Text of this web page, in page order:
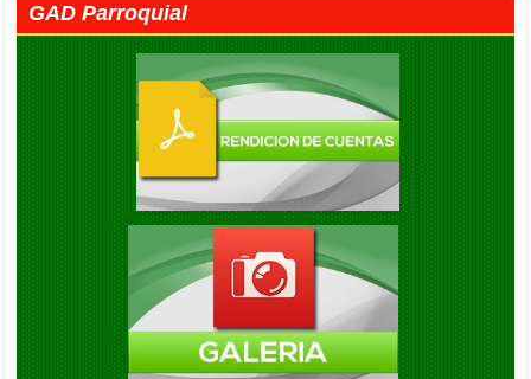
Viernes, 05 Junio 2026 14:45
FELIZ DÍA DE LAS MADRES
Viernes, 05 Junio 2026 14:41
EXITO EN LA INAUGURACION DEL CAMPEONATO DE
FUTBOL DIE ESTRELLAS
Viernes, 05 Septiembre 2025 20:08
ENTREGA DE KITS ALIMENTARIOS EN LA COMUNIDAD DE
GAUBUG
Viernes, 05 Septiembre 2025 20:04
GAD Parroquial